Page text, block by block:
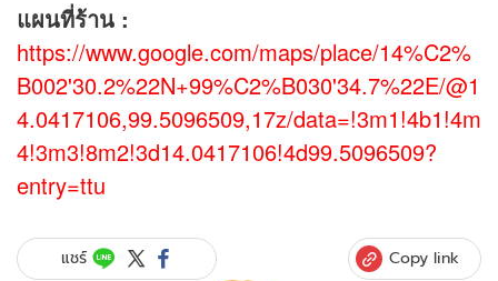
แผนที่ร้าน :
https://www.google.com/maps/place/14%C2%
B002'30.2%22N+99%C2%B030'34.7%22E/@1
4.0417106,99.5096509,17z/data=!3m1!4b1!4m
4!3m3!8m2!3d14.0417106!4d99.5096509?
entry=ttu
แชร์ Copy link